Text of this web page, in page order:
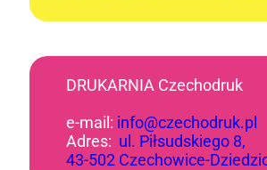
DRUKARNIA Czechodruk
e-mail: info@czechodruk.pl
Adres: ul. Piłsudskiego 8,
43-502 Czechowice-